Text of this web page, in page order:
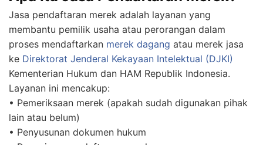
Jasa pendaftaran merek adalah layanan yang
membantu pemilik usaha atau perorangan dalam
proses mendaftarkan merek dagang atau merek jasa
ke Direktorat Jenderal Kekayaan Intelektual (DJKI)
Kementerian Hukum dan HAM Republik Indonesia.
Layanan ini mencakup:
• Pemeriksaan merek (apakah sudah digunakan pihak
lain atau belum)
• Penyusunan dokumen hukum